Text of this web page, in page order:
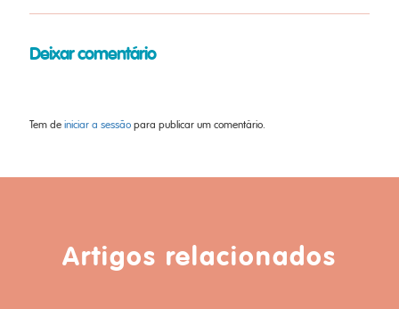
Deixar comentário
Tem de iniciar a sessão para publicar um comentário.
Artigos relacionados